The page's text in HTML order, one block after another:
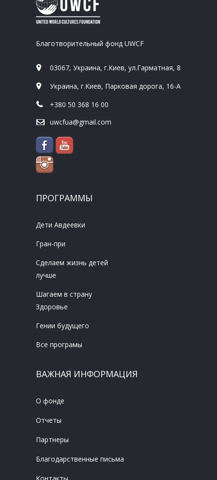
Благотворительный фонд UWCF
03067, Украина, г.Киев, ул.Гарматная, 8
Украина, г.Киев, Парковая дорога, 16-А
+380 50 368 16 00
uwcfua@gmail.com
ПРОГРАММЫ
Дети Авдеевки
Гран-при
Сделаем жизнь детей
лучше
Шагаем в страну
Здоровье
Гении будущего
Все програмы
ВАЖНАЯ ИНФОРМАЦИЯ
О фонде
Отчеты
Партнеры
Благодарственные письма